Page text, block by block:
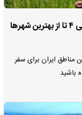
تعطیلات شهریور کجا بریم سفر؟ | معرفی ۴ تا از بهترین شهرها
ویکی گردی ۴ تا از بهترین مناطق ایران برای سفر
باشید